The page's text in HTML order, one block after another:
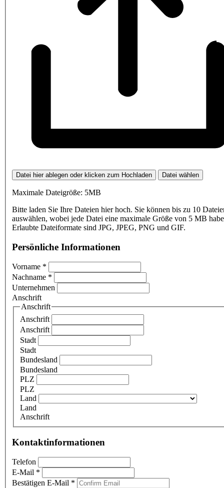
Datei hier ablegen oder klicken zum Hochladen Datei wählen
Maximale Dateigröße: 5MB
Bitte laden Sie Ihre Dateien hier hoch. Sie können bis zu 10
auswählen, wobei jede Datei eine maximale Größe von 5 MB
Erlaubte Dateiformate sind JPG, JPEG, PNG und GIF.
Persönliche Informationen
Vorname *
Nachname *
Unternehmen
Anschrift
Anschrift
Anschrift
Anschrift
Stadt
Stadt
Bundesland
Bundesland
PLZ
PLZ
Land
Land
Anschrift
Kontaktinformationen
Telefon
E-Mail *
Bestätigen E-Mail *